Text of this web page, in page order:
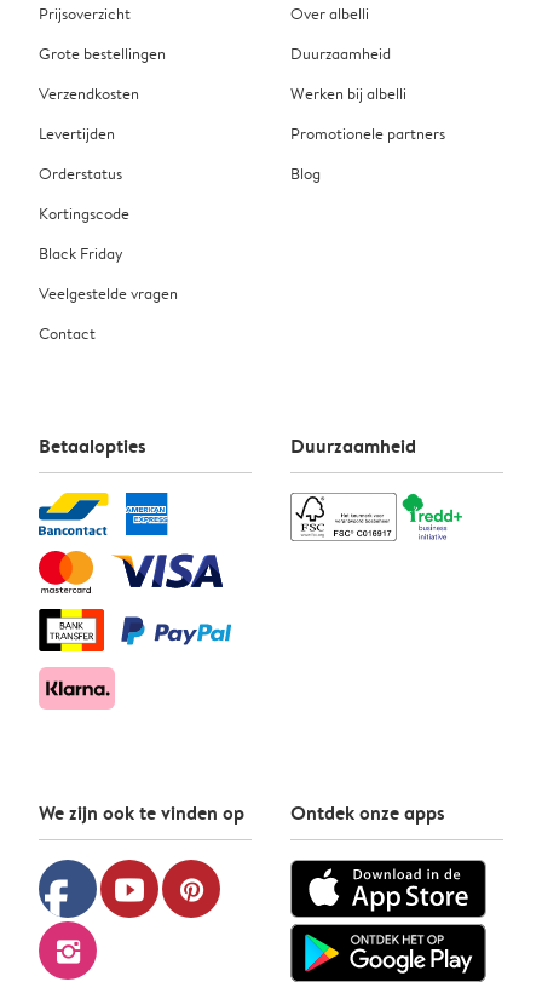
Prijsoverzicht
Grote bestellingen
Verzendkosten
Levertijden
Orderstatus
Kortingscode
Black Friday
Veelgestelde vragen
Contact
Over albelli
Duurzaamheid
Werken bij albelli
Promotionele partners
Blog
Betaalopties Duurzaamheid
We zijn ook te vinden op
facebook youtube pinterest
instagram
Ontdek onze apps